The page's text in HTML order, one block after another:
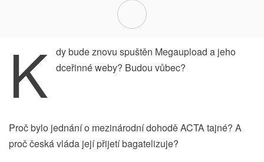
K
dy bude znovu spuštěn Megaupload a jeho
dceřinné weby? Budou vůbec?
Proč bylo jednání o mezinárodní dohodě ACTA tajné? A
proč česká vláda její přijetí bagatelizuje?